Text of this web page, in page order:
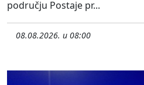
području Postaje pr...
08.08.2026. u 08:00